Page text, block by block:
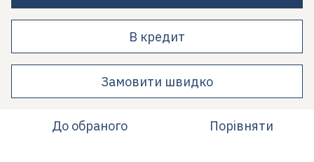
В кредит
Замовити швидко
До обраного Порівняти